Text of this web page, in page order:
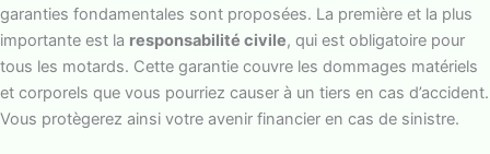
garanties fondamentales sont proposées. La première et la plus
importante est la responsabilité civile, qui est obligatoire pour
tous les motards. Cette garantie couvre les dommages matériels
et corporels que vous pourriez causer à un tiers en cas d’accident.
Vous protègerez ainsi votre avenir financier en cas de sinistre.